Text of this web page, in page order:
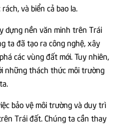
và biển cả bao la.
dựng nền văn minh trên Trái
ta đã tạo ra công nghệ, xây
các vùng đất mới. Tuy nhiên,
những thách thức môi trường
bảo vệ môi trường và duy trì
Trái đất. Chúng ta cần thay